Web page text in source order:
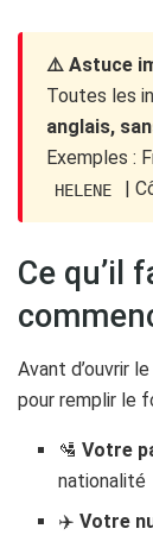
⚠️ Astuce
Toutes les
anglais,
Exemples :
HELENE |
Ce qu’il
Avant d’ouvrir
pour remplir le
🛂Votre
nationalité
✈️Votre